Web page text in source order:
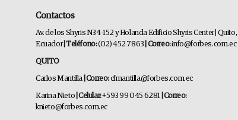
Contactos
Av. de los Shyris N34-152 y Holanda Edificio Shyris Center | Quito,
Ecuador | Teléfono:(02) 452 7863 | Correo:info@forbes.com.ec
QUITO
Carlos Mantilla | Correo:cfmantilla@forbes.com.ec
Karina Nieto | Celular:+593 99 045 6281 | Correo:
knieto@forbes.com.ec